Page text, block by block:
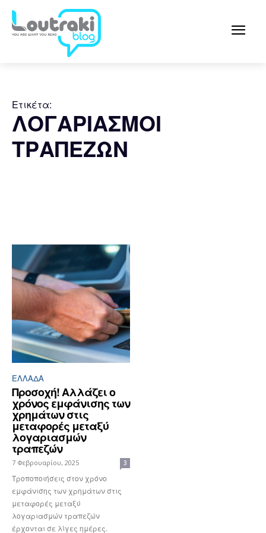
Ετικέτα:
ΛΟΓΑΡΙΑΣΜΟΙ
ΤΡΑΠΕΖΩΝ
ΕΛΛΆΔΑ
Προσοχή! Αλλάζει ο
χρόνος εμφάνισης των
χρημάτων στις
μεταφορές μεταξύ
λογαριασμών
τραπεζών
7 Φεβρουαρίου, 2025 3
Τροποποιήσεις στον χρόνο
εμφάνισης των χρημάτων στις
μεταφορές μεταξύ
λογαριασμών τραπεζών
έρχονται σε λίγες ημέρες.